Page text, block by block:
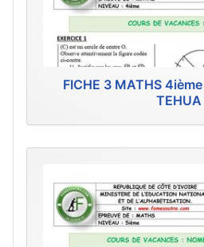
FICHE 3 MATHS
TEHUA